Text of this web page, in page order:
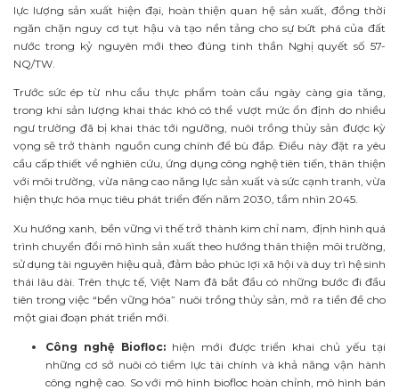
lực lượng sản xuất hiện đại, hoàn thiện quan hệ sản xuất, đồng thời
ngăn chặn nguy cơ tụt hậu và tạo nền tảng cho sự bứt phá của đất
nước trong kỷ nguyên mới theo đúng tinh thần Nghị quyết số 57-
NQ/TW.
Trước sức ép từ nhu cầu thực phẩm toàn cầu ngày càng gia tăng,
trong khi sản lượng khai thác khó có thể vượt mức ổn định do nhiều
ngư trường đã bị khai thác tới ngưỡng, nuôi trồng thủy sản được kỳ
vọng sẽ trở thành nguồn cung chính để bù đắp. Điều này đặt ra yêu
cầu cấp thiết về nghiên cứu, ứng dụng công nghệ tiên tiến, thân thiện
với môi trường, vừa nâng cao năng lực sản xuất và sức cạnh tranh, vừa
hiện thực hóa mục tiêu phát triển đến năm 2030, tầm nhìn 2045.
Xu hướng xanh, bền vững vì thế trở thành kim chỉ nam, định hình quá
trình chuyển đổi mô hình sản xuất theo hướng thân thiện môi trường,
sử dụng tài nguyên hiệu quả, đảm bảo phúc lợi xã hội và duy trì hệ sinh
thái lâu dài. Trên thực tế, Việt Nam đã bắt đầu có những bước đi đầu
tiên trong việc “bền vững hóa” nuôi trồng thủy sản, mở ra tiền đề cho
một giai đoạn phát triển mới.
Công nghệ Biofloc:hiện mới được triển khai chủ yếu tại
những cơ sở nuôi có tiềm lực tài chính và khả năng vận hành
công nghệ cao. So với mô hình biofloc hoàn chỉnh, mô hình bán